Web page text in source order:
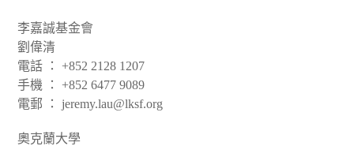
李嘉誠基金會
劉偉清
電話 ： +852 2128 1207
手機 ： +852 6477 9089
電郵 ： jeremy.lau@lksf.org
奧克蘭大學